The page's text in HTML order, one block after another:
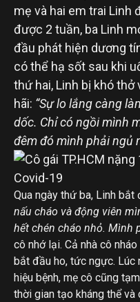
mẹ và hai em trai Linh
được 2 tuần, ba Linh
đầu phát hiện dương
có thể hạ sốt sau khi
thứ hai, Linh bị khó
hãi: “Sự lo lắng càng
dốc. Chỉ có ngồi mình
đêm đó mình phải ngủ
Qua ngày thứ ba, Linh bắt
nấu cháo và động viên
hết chén cháo nhỏ. Mình
cô nhớ lại. Cả nhà cô
bắt đầu ho, tức ngực. Lúc
hiệu bệnh, mẹ cô cũng
thời gian tạo kháng thể